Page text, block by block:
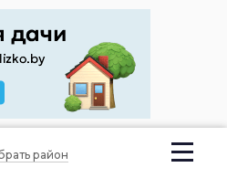
район